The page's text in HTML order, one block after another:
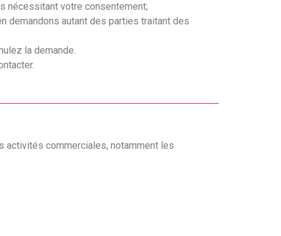
nécessitant votre consentement;
demandons autant des parties traitant des
la demande.
activités commerciales, notamment les